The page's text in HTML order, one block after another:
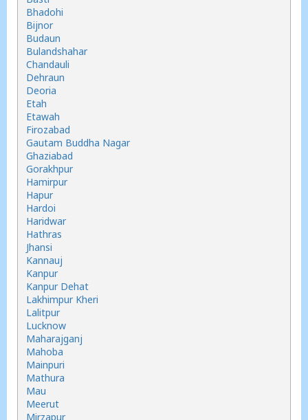
Bhadohi
Bijnor
Budaun
Bulandshahar
Chandauli
Dehraun
Deoria
Etah
Etawah
Firozabad
Gautam Buddha Nagar
Ghaziabad
Gorakhpur
Hamirpur
Hapur
Hardoi
Haridwar
Hathras
Jhansi
Kannauj
Kanpur
Kanpur Dehat
Lakhimpur Kheri
Lalitpur
Lucknow
Maharajganj
Mahoba
Mainpuri
Mathura
Mau
Meerut
Mirzapur